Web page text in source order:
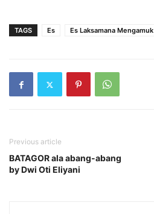
TAGS Es Es Laksamana Mengamuk
Previous article
BATAGOR ala abang-abang
by Dwi Oti Eliyani